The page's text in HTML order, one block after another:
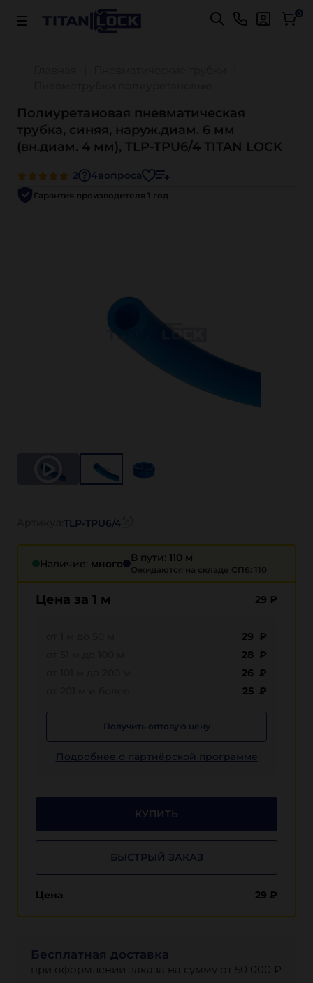
Важно! Для оплаты заказов Подробнее 0
Полиуретановая пневматическая
трубка, синяя, наруж.диам. 6 мм
(вн.диам. 4 мм), TLP-TPU6/4 TITAN LOCK
2 4вопроса
Гарантия производителя 1 год
Наличие: много В пути: 110 м
Ожидаются на складе СПб: 110
Цена за 1 м 29 ₽
29 ₽
28 ₽
26 ₽
25 ₽
Получить оптовую цену
Подробнее о партнёрской программе
КУПИТЬ
БЫСТРЫЙ ЗАКАЗ
Цена 29 ₽
Бесплатная доставка
при оформлении заказа на сумму от 50 000 ₽
TLP-TPU6/4